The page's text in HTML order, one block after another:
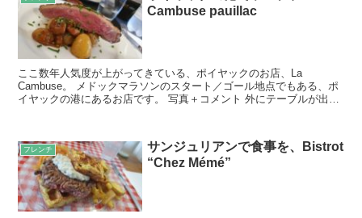
Cambuse pauillac
ここ数年人気度が上がってきている、ポイヤックのお店、La
Cambuse。 メドックマラソンのスタート／ゴール地点でもある、ポ
イヤックの港にあるお店です。 写真＋コメント 外にテーブルが出て
フレンチ
サンジュリアンで食事を、Bistrot
“Chez Mémé”